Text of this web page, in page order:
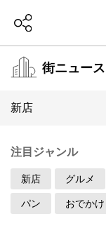
街ニュース
新店
注目ジャンル
新店 グルメ
パン おでかけ